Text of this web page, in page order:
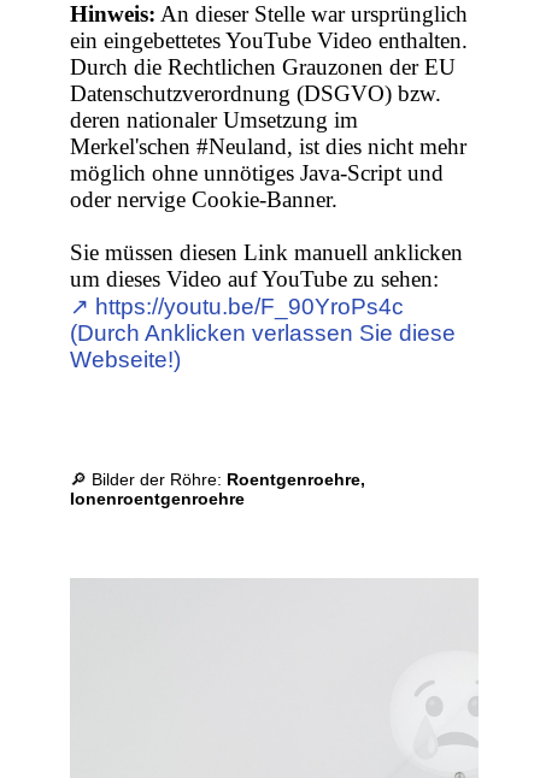
Hinweis: An dieser Stelle war ursprünglich
ein eingebettetes YouTube Video enthalten.
Durch die Rechtlichen Grauzonen der EU
Datenschutzverordnung (DSGVO) bzw.
deren nationaler Umsetzung im
Merkel'schen #Neuland, ist dies nicht mehr
möglich ohne unnötiges Java-Script und
oder nervige Cookie-Banner.
Sie müssen diesen Link manuell anklicken
um dieses Video auf YouTube zu sehen:
↗︎ https://youtu.be/F_90YroPs4c
(Durch Anklicken verlassen Sie diese
Webseite!)
🔎 Bilder der Röhre: Roentgenroehre,
Ionenroentgenroehre